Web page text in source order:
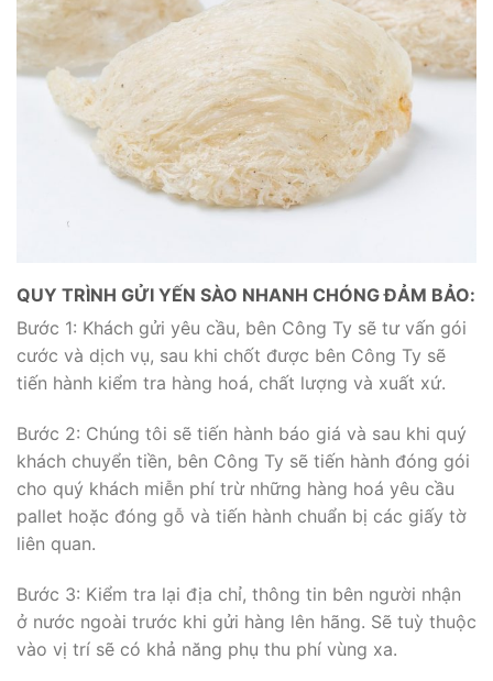
QUY TRÌNH GỬI YẾN SÀO NHANH CHÓNG ĐẢM BẢO:
Bước 1: Khách gửi yêu cầu, bên Công Ty sẽ tư vấn gói
cước và dịch vụ, sau khi chốt được bên Công Ty sẽ
tiến hành kiểm tra hàng hoá, chất lượng và xuất xứ.
Bước 2: Chúng tôi sẽ tiến hành báo giá và sau khi quý
khách chuyển tiền, bên Công Ty sẽ tiến hành đóng gói
cho quý khách miễn phí trừ những hàng hoá yêu cầu
pallet hoặc đóng gỗ và tiến hành chuẩn bị các giấy tờ
liên quan.
Bước 3: Kiểm tra lại địa chỉ, thông tin bên người nhận
ở nước ngoài trước khi gửi hàng lên hãng. Sẽ tuỳ thuộc
vào vị trí sẽ có khả năng phụ thu phí vùng xa.